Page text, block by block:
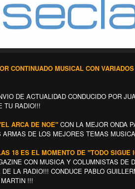
CONTINUADO MUSICAL CON
DE ACTUALIDAD CONDUCIDO POR
TU RADIO!!!
ARCA DE NOE" CON LA MEJOR ONDA
DE LOS MEJORES TEMAS
18 ES EL MOMENTO DE "TODO SIGUE
CON MUSICA Y COLUMNISTAS DE
LA RADIO!!! CONDUCE PABLO
!!!